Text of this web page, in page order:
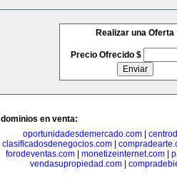
Realizar una Oferta
Precio Ofrecido $
en venta:
oportunidadesdemercado.com
clasificadosdenegocios.com|
forodeventas.com| monetizeinternet.com|
vendasupropiedad.com|